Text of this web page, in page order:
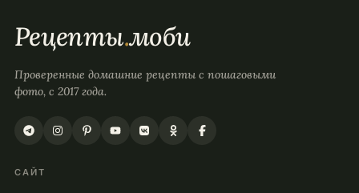
Рецепты.моби
Проверенные домашние рецепты с пошаговыми
фото, с 2017 года.
САЙТ